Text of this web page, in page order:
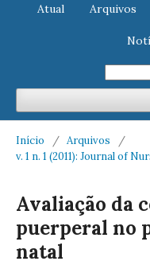
Atual Arquivos
Início / Arquivos
/
v. 1 n. 1 (2011): Journal of
Avaliação da
puerperal no
natal